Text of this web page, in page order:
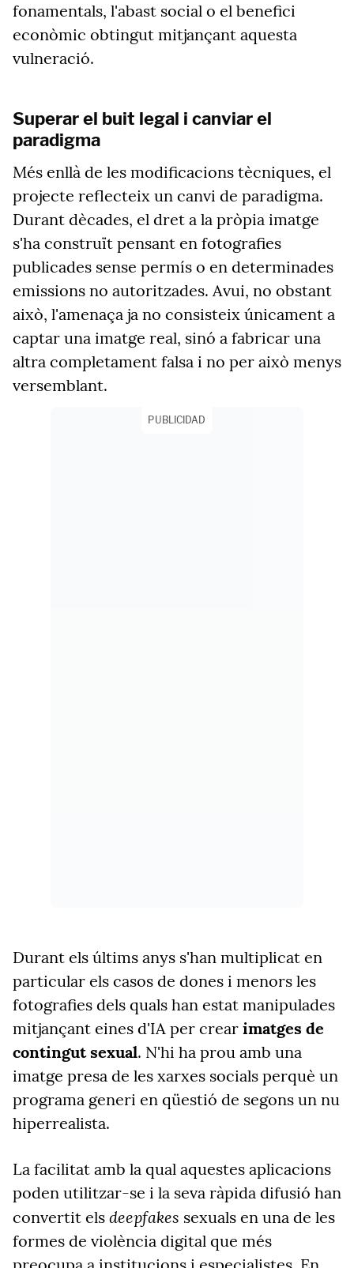
fonamentals, l'abast social o el benefici
econòmic obtingut mitjançant aquesta
vulneració.
Superar el buit legal i canviar el
paradigma
Més enllà de les modificacions tècniques, el
projecte reflecteix un canvi de paradigma.
Durant dècades, el dret a la pròpia imatge
s'ha construït pensant en fotografies
publicades sense permís o en determinades
emissions no autoritzades. Avui, no obstant
això, l'amenaça ja no consisteix únicament a
captar una imatge real, sinó a fabricar una
altra completament falsa i no per això menys
versemblant.
PUBLICIDAD
Durant els últims anys s'han multiplicat en
particular els casos de dones i menors les
fotografies dels quals han estat manipulades
mitjançant eines d'IA per crear imatges de
contingut sexual. N'hi ha prou amb una
imatge presa de les xarxes socials perquè un
programa generi en qüestió de segons un nu
hiperrealista.
La facilitat amb la qual aquestes aplicacions
poden utilitzar-se i la seva ràpida difusió han
convertit els deepfakes sexuals en una de les
formes de violència digital que més